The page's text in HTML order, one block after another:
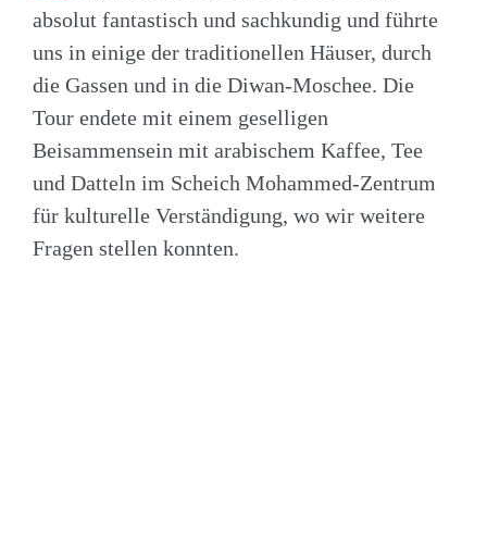
absolut fantastisch und sachkundig und führte
uns in einige der traditionellen Häuser, durch
die Gassen und in die Diwan-Moschee. Die
Tour endete mit einem geselligen
Beisammensein mit arabischem Kaffee, Tee
und Datteln im Scheich Mohammed-Zentrum
für kulturelle Verständigung, wo wir weitere
Fragen stellen konnten.